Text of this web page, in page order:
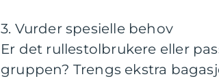
3. Vurder spesielle behov
Er det rullestolbrukere eller
gruppen? Trengs ekstra